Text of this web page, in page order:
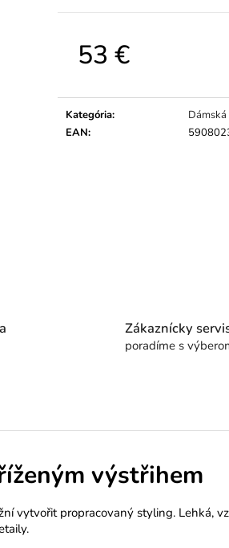
53 €
Kategória:
EAN:
Zákaznícky
poradíme s
výstřihem
vytvořit propracovaný styling. Lehká,